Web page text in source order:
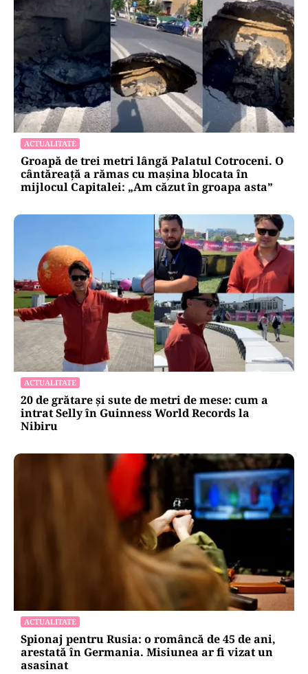
ACTUALITATE
Groapă de trei metri lângă Palatul Cotroceni. O
cântăreață a rămas cu mașina blocata în
mijlocul Capitalei: „Am căzut în groapa asta”
ACTUALITATE
20 de grătare și sute de metri de mese: cum a
intrat Selly în Guinness World Records la
Nibiru
ACTUALITATE
Spionaj pentru Rusia: o româncă de 45 de ani,
arestată în Germania. Misiunea ar fi vizat un
asasinat